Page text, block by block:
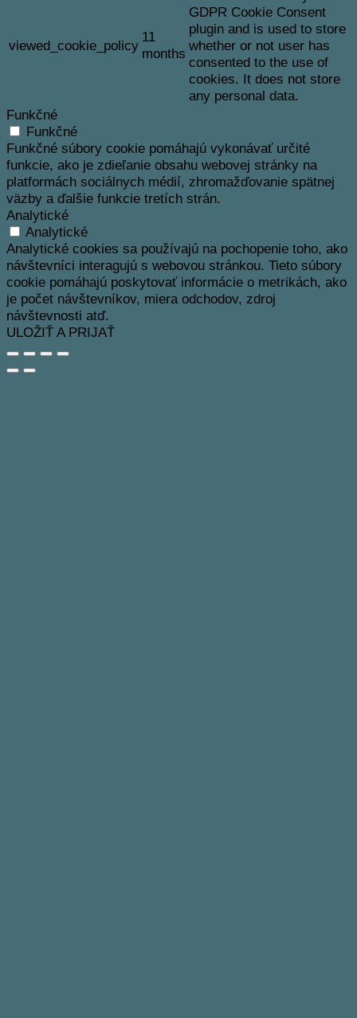
viewed_cookie_policy
11
months
GDPR Cookie Consent
plugin and is used to store
whether or not user has
consented to the use of
cookies. It does not store
any personal data.
Funkčné
Funkčné
Funkčné súbory cookie pomáhajú vykonávať určité
funkcie, ako je zdieľanie obsahu webovej stránky na
platformách sociálnych médií, zhromažďovanie spätnej
väzby a ďalšie funkcie tretích strán.
Analytické
Analytické
Analytické cookies sa používajú na pochopenie toho, ako
návštevníci interagujú s webovou stránkou. Tieto súbory
cookie pomáhajú poskytovať informácie o metrikách, ako
je počet návštevníkov, miera odchodov, zdroj
návštevnosti atď.
ULOŽIŤ A PRIJAŤ